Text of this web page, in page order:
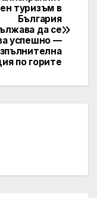
туризъм в
България
да се
успешно —
по горите